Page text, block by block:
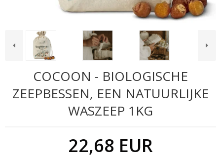
COCOON - BIOLOGISCHE
ZEEPBESSEN, EEN NATUURLIJKE
WASZEEP 1KG
22,68 EUR